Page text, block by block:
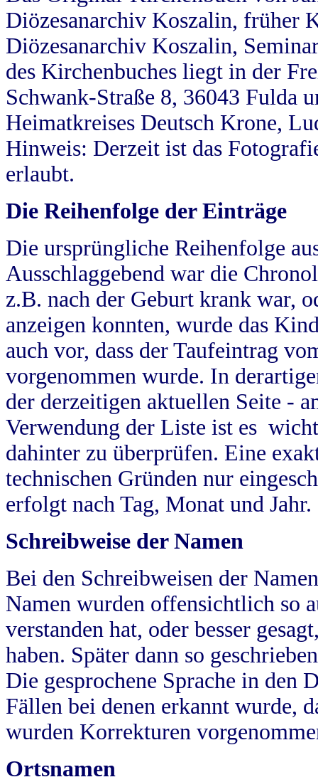
Diözesanarchiv Koszalin, früher
Diözesanarchiv Koszalin,
des Kirchenbuches liegt in der
Schwank-Straße 8, 36043 Fulda
Heimatkreises Deutsch Krone,
Hinweis: Derzeit ist das
erlaubt.
Die Reihenfolge der Einträge
Die ursprüngliche Reihenfolge
Ausschlaggebend war die
z.B. nach der Geburt krank war,
anzeigen konnten, wurde das
auch vor, dass der Taufeintrag
vorgenommen wurde. In
der derzeitigen aktuellen Seite -
Verwendung der Liste ist es
dahinter zu überprüfen. Eine
technischen Gründen nur
erfolgt nach Tag, Monat und Jahr.
Schreibweise der Namen
Bei den Schreibweisen der
Namen wurden offensichtlich so
verstanden hat, oder besser
haben. Später dann so
Die gesprochene Sprache in
Fällen bei denen erkannt wurde,
wurden Korrekturen
Ortsnamen